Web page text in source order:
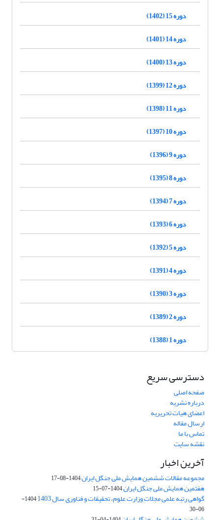
دوره 15 (1402)
دوره 14 (1401)
دوره 13 (1400)
دوره 12 (1399)
دوره 11 (1398)
دوره 10 (1397)
دوره 9 (1396)
دوره 8 (1395)
دوره 7 (1394)
دوره 6 (1393)
دوره 5 (1392)
دوره 4 (1391)
دوره 3 (1390)
دوره 2 (1389)
دوره 1 (1388)
دسترسی سریع
صفحه اصلی
درباره نشریه
اعضای هیات تحریریه
ارسال مقاله
تماس با ما
نقشه سایت
آخرین اخبار
مجموعه مقالات ششمین همایش ملی جنگل ایران1404-08-17
هفتمین همایش ملی جنگل ایران1404-07-15
گواهی رتبه علمی مجلات وزارت علوم، تحقیقات و فناوری سال 1403
1404-
06-30